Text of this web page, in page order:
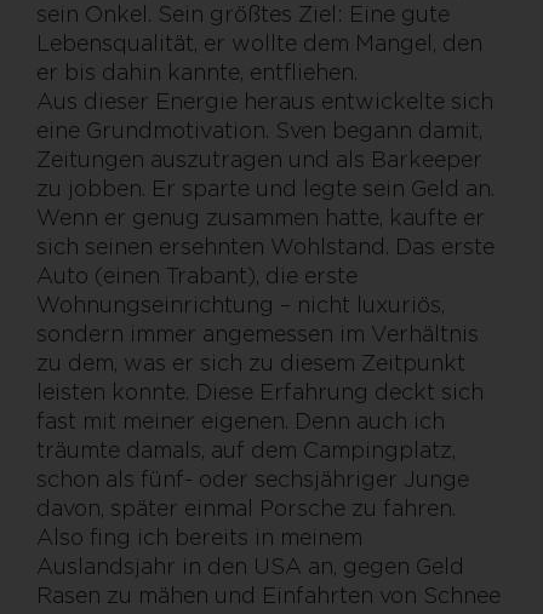
sein Onkel. Sein größtes Ziel: Eine gute
Lebensqualität, er wollte dem Mangel, den
er bis dahin kannte, entfliehen.
Aus dieser Energie heraus entwickelte sich
eine Grundmotivation. Sven begann damit,
Zeitungen auszutragen und als Barkeeper
zu jobben. Er sparte und legte sein Geld an.
Wenn er genug zusammen hatte, kaufte er
sich seinen ersehnten Wohlstand. Das erste
Auto (einen Trabant), die erste
Wohnungseinrichtung – nicht luxuriös,
sondern immer angemessen im Verhältnis
zu dem, was er sich zu diesem Zeitpunkt
leisten konnte. Diese Erfahrung deckt sich
fast mit meiner eigenen. Denn auch ich
träumte damals, auf dem Campingplatz,
schon als fünf- oder sechsjähriger Junge
davon, später einmal Porsche zu fahren.
Also fing ich bereits in meinem
Auslandsjahr in den USA an, gegen Geld
Rasen zu mähen und Einfahrten von Schnee